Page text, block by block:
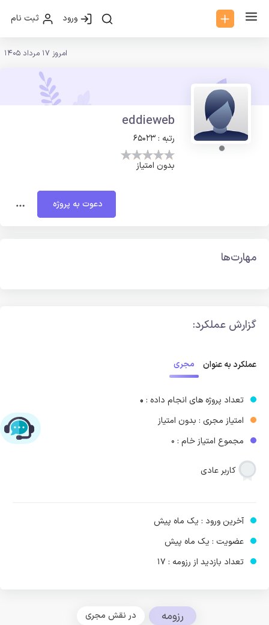
ورود ثبت نام
امروز 17 مرداد 1405
eddieweb
رتبه : 65023
بدون امتیاز
دعوت به پروژه
مهارت‌ها
گزارش عملکرد:
عملکرد به عنوان مجری
تعداد پروژه های انجام داده : 0
امتیاز مجری : بدون امتیاز
مجموع امتیاز خام : 0
کاربر عادی
آخرین ورود : یک ماه پیش
عضویت : یک ماه پیش
تعداد بازدید از رزومه : 17
رزومه در نقش مجری
چت با پشتیبانی پارس‌کدرز